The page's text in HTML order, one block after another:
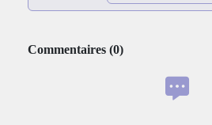
Commentaires (0)